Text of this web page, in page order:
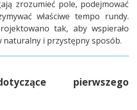
zrozumieć pole, podejmować
właściwe tempo rundy.
tak, aby wspierało
naturalny i przystępny sposób.
pierwszego